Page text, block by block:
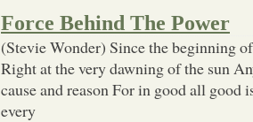
Force Behind The Power
(Stevie Wonder) Since the beginning
Right at the very dawning of the sun
cause and reason For in good all good
every